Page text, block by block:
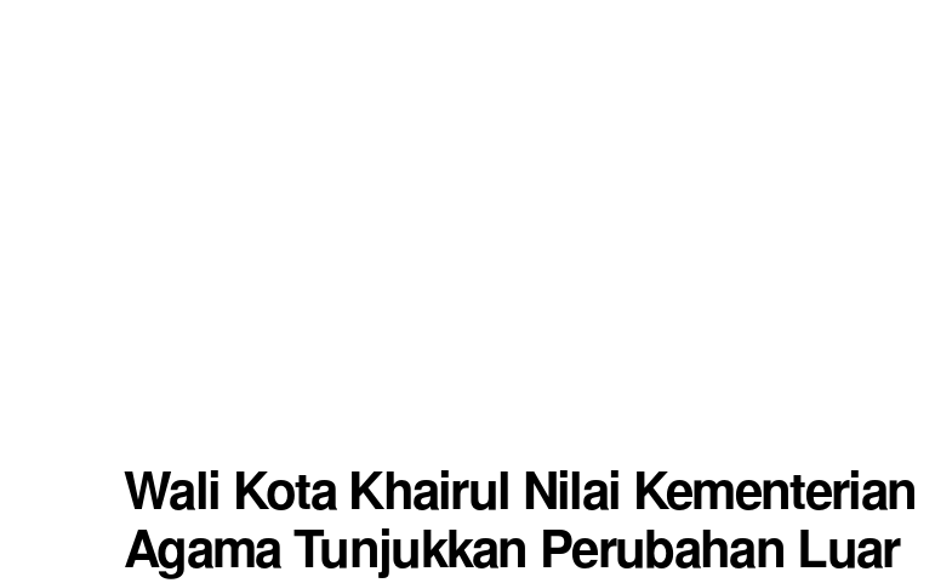
Wali Kota Khairul Nilai Kementerian
Agama Tunjukkan Perubahan Luar